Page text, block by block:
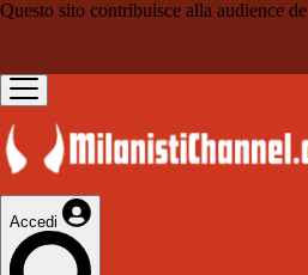
Questo sito contribuisce alla audience de
Accedi